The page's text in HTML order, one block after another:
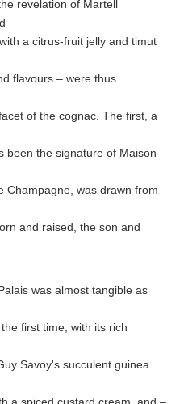
revelation of Martell
a citrus-fruit jelly and timut
flavours – were thus
of the cognac. The first, a
been the signature of Maison
Champagne, was drawn from
and raised, the son and
was almost tangible as
first time, with its rich
Savoy's succulent guinea